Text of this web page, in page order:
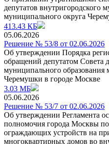
депутатов внутригородского
муниципального округа
413.43 КБ
05.06.2026
Решение № 53/8 от 02.06.2026
Об утверждении Порядка
обращений депутатом Совета
муниципального образования
Черемушки в городе Москве
3.03 МБ
05.06.2026
Решение № 53/7 от 02.06.2026
Об утверждении Регламента
полномочия города Москвы
ограждающих устройств на
многоквартирных домов во